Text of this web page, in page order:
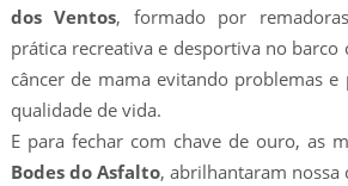
dos Ventos, formado por
prática recreativa e desportiva no barco
câncer de mama evitando problemas
qualidade de vida.
E para fechar com chave de ouro, as
Bodes do Asfalto, abrilhantaram nossa